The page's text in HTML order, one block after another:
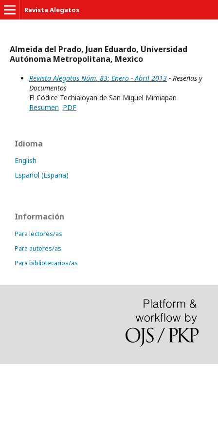
Revista Alegatos
Almeida del Prado, Juan Eduardo, Universidad
Autónoma Metropolitana, Mexico
Revista Alegatos Núm. 83: Enero - Abril 2013 - Reseñas y
Documentos
El Códice Techialoyan de San Miguel Mimiapan
Resumen PDF
Idioma
English
Español (España)
Información
Para lectores/as
Para autores/as
Para bibliotecarios/as